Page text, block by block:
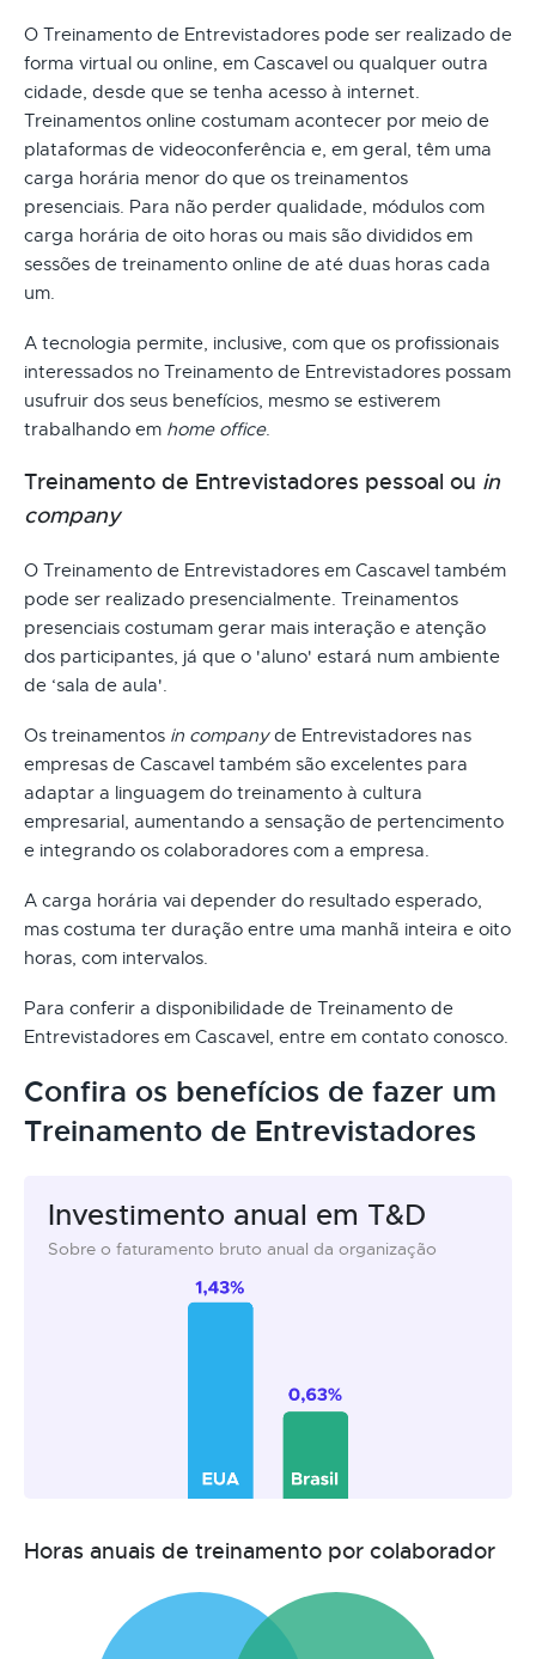
O Treinamento de Entrevistadores pode ser realizado de
forma virtual ou online, em Cascavel ou qualquer outra
cidade, desde que se tenha acesso à internet.
Treinamentos online costumam acontecer por meio de
plataformas de videoconferência e, em geral, têm uma
carga horária menor do que os treinamentos
presenciais. Para não perder qualidade, módulos com
carga horária de oito horas ou mais são divididos em
sessões de treinamento online de até duas horas cada
um.
A tecnologia permite, inclusive, com que os profissionais
interessados no Treinamento de Entrevistadores possam
usufruir dos seus benefícios, mesmo se estiverem
trabalhando em home office.
Treinamento de Entrevistadores pessoal ou in
company
O Treinamento de Entrevistadores em Cascavel também
pode ser realizado presencialmente. Treinamentos
presenciais costumam gerar mais interação e atenção
dos participantes, já que o 'aluno' estará num ambiente
de ‘sala de aula'.
Os treinamentos in companyde Entrevistadores nas
empresas de Cascavel também são excelentes para
adaptar a linguagem do treinamento à cultura
empresarial, aumentando a sensação de pertencimento
e integrando os colaboradores com a empresa.
A carga horária vai depender do resultado esperado,
mas costuma ter duração entre uma manhã inteira e oito
horas, com intervalos.
Para conferir a disponibilidade de Treinamento de
Entrevistadores em Cascavel, entre em contato conosco.
Confira os benefícios de fazer um
Treinamento de Entrevistadores
Investimento anual em T&D
Sobre o faturamento bruto anual da organização
Horas anuais de treinamento por colaborador